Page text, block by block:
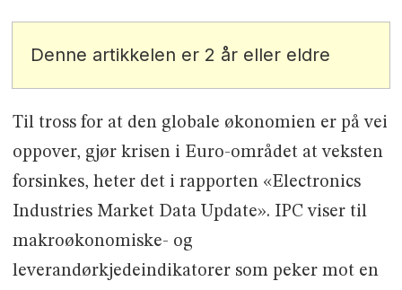
Denne artikkelen er 2 år eller eldre
Til tross for at den globale økonomien er på vei
oppover, gjør krisen i Euro-området at veksten
forsinkes, heter det i rapporten «Electronics
Industries Market Data Update». IPC viser til
makroøkonomiske- og
leverandørkjedeindikatorer som peker mot en